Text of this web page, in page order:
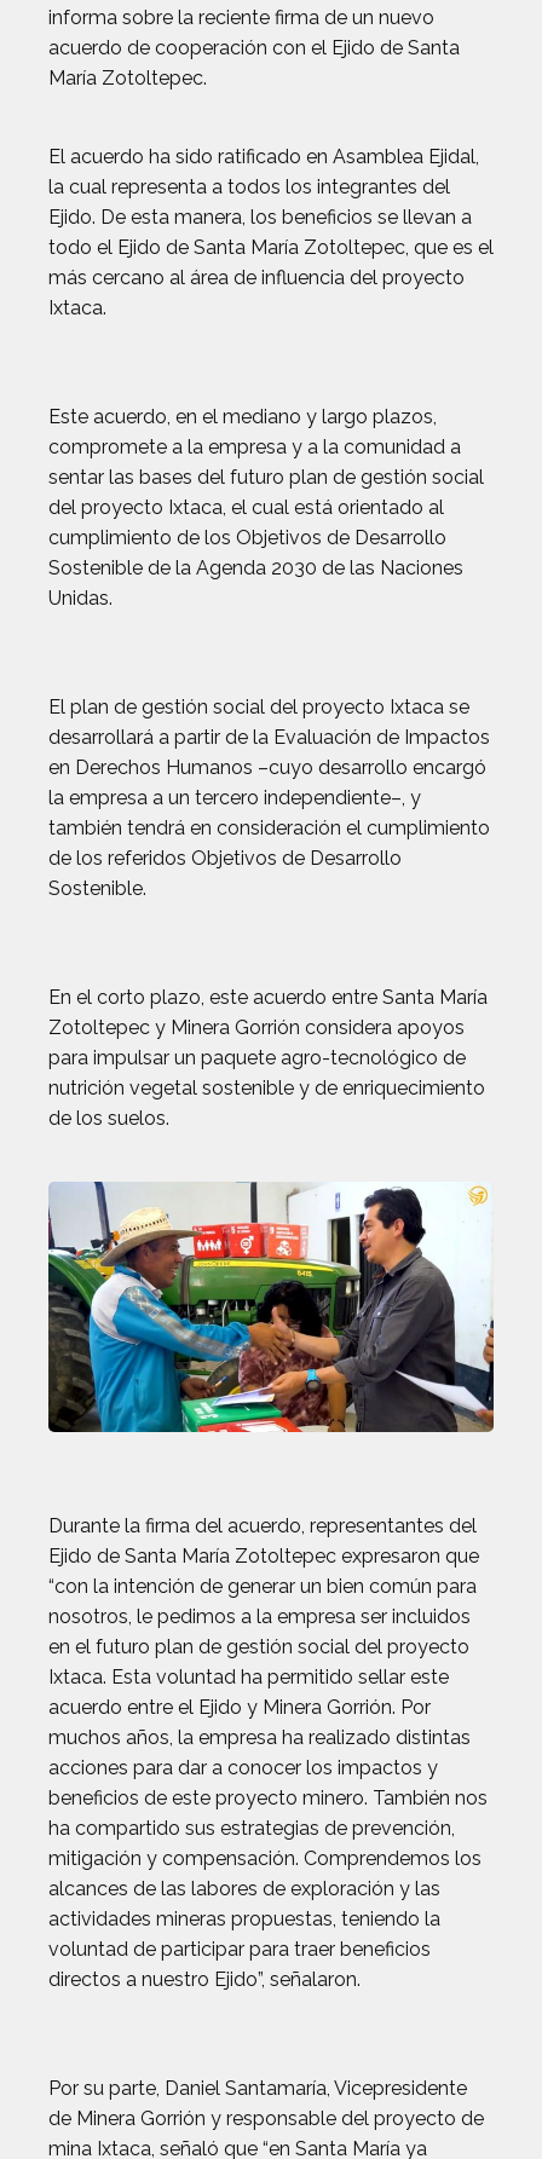
informa sobre la reciente firma de un nuevo
acuerdo de cooperación con el Ejido de Santa
María Zotoltepec.
El acuerdo ha sido ratificado en Asamblea Ejidal,
la cual representa a todos los integrantes del
Ejido. De esta manera, los beneficios se llevan a
todo el Ejido de Santa María Zotoltepec, que es el
más cercano al área de influencia del proyecto
Ixtaca.
Este acuerdo, en el mediano y largo plazos,
compromete a la empresa y a la comunidad a
sentar las bases del futuro plan de gestión social
del proyecto Ixtaca, el cual está orientado al
cumplimiento de los Objetivos de Desarrollo
Sostenible de la Agenda 2030 de las Naciones
Unidas.
El plan de gestión social del proyecto Ixtaca se
desarrollará a partir de la Evaluación de Impactos
en Derechos Humanos –cuyo desarrollo encargó
la empresa a un tercero independiente–, y
también tendrá en consideración el cumplimiento
de los referidos Objetivos de Desarrollo
Sostenible.
En el corto plazo, este acuerdo entre Santa María
Zotoltepec y Minera Gorrión considera apoyos
para impulsar un paquete agro-tecnológico de
nutrición vegetal sostenible y de enriquecimiento
de los suelos.
Durante la firma del acuerdo, representantes del
Ejido de Santa María Zotoltepec expresaron que
“con la intención de generar un bien común para
nosotros, le pedimos a la empresa ser incluidos
en el futuro plan de gestión social del proyecto
Ixtaca. Esta voluntad ha permitido sellar este
acuerdo entre el Ejido y Minera Gorrión. Por
muchos años, la empresa ha realizado distintas
acciones para dar a conocer los impactos y
beneficios de este proyecto minero. También nos
ha compartido sus estrategias de prevención,
mitigación y compensación. Comprendemos los
alcances de las labores de exploración y las
actividades mineras propuestas, teniendo la
voluntad de participar para traer beneficios
directos a nuestro Ejido”, señalaron.
Por su parte, Daniel Santamaría, Vicepresidente
de Minera Gorrión y responsable del proyecto de
mina Ixtaca, señaló que “en Santa María ya